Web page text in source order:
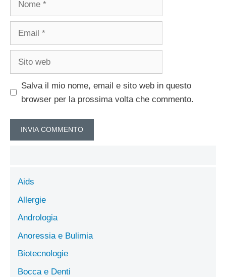
Salva il mio nome, email e sito web in questo
browser per la prossima volta che commento.
Aids
Allergie
Andrologia
Anoressia e Bulimia
Biotecnologie
Bocca e Denti